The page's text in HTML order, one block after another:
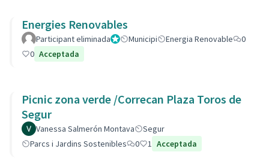
Energies Renovables
Participant eliminadaAdministrador
Municipi Energia Renovable
0
0 Acceptada
Picnic zona verde /Correcan Plaza Toros de
Segur
Vanessa Salmerón Montava
Segur
Parcs i Jardins Sostenibles
0 1 Acceptada